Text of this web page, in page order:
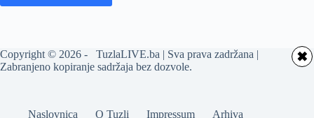
Copyright © 2026 - TuzlaLIVE.ba | Sva prava zadržana |
Zabranjeno kopiranje sadržaja bez dozvole.
Naslovnica O Tuzli Impressum Arhiva
✖